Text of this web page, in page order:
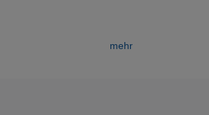
Jordan Victoria – Violine
mehr